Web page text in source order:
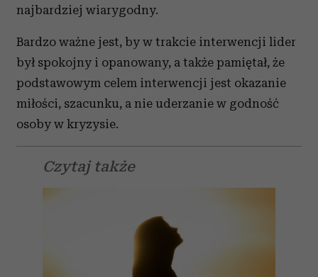
najbardziej wiarygodny.
Bardzo ważne jest, by w trakcie interwencji lider
był spokojny i opanowany, a także pamiętał, że
podstawowym celem interwencji jest okazanie
miłości, szacunku, a nie uderzanie w godność
osoby w kryzysie.
Czytaj także